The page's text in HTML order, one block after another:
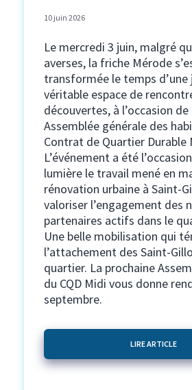
10 juin 2026
Le mercredi 3 juin, malgré
averses, la friche Mérode
transformée le temps d’une
véritable espace de
découvertes, à l’occasion de
Assemblée générale des
Contrat de Quartier Durable
L’événement a été
lumière le travail mené en
rénovation urbaine à Saint-
valoriser l’engagement des
partenaires actifs dans le
Une belle mobilisation qui
l’attachement des Saint-
quartier. La prochaine
du CQD Midi vous donne
septembre.
LIRE ARTICLE